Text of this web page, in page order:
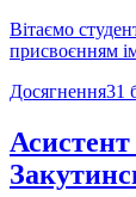
Вітаємо
присвоєнням
Досягнення31